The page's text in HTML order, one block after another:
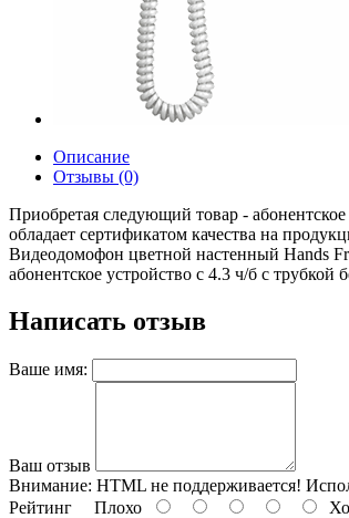
Описание
Отзывы (0)
Приобретая следующий товар -
обладает сертификатом качества на
Видеодомофон цветной настенный Hands
абонентское устройство с 4.3 ч/б с
Написать отзыв
Ваше имя:
Ваш отзыв
Внимание: HTML не поддерживается!
Рейтинг Плохо